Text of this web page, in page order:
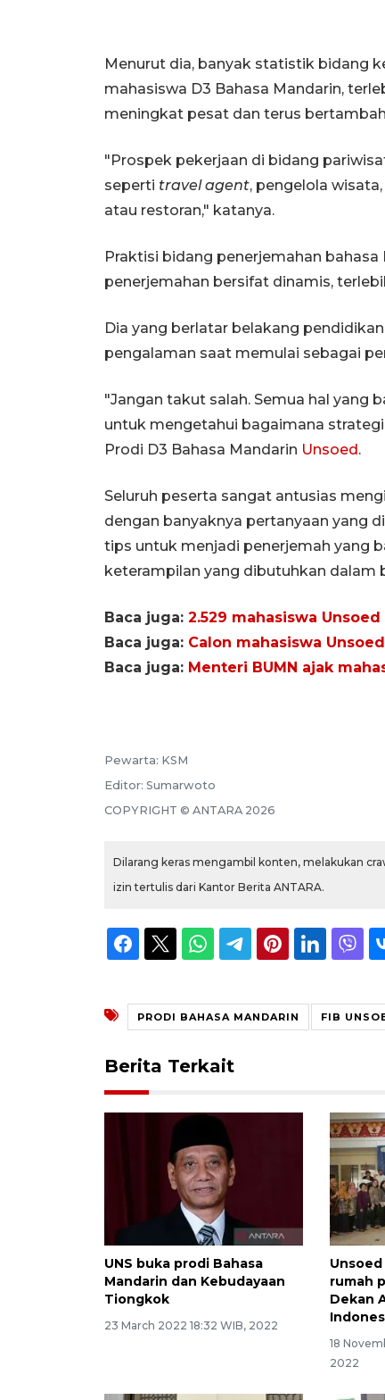
Menurut dia, banyak statistik bidang
mahasiswa D3 Bahasa Mandarin,
meningkat pesat dan terus
"Prospek pekerjaan di bidang
seperti travel agent, pengelola
atau restoran," katanya.
Praktisi bidang penerjemahan
penerjemahan bersifat dinamis,
Dia yang berlatar belakang
pengalaman saat memulai sebagai
"Jangan takut salah. Semua hal yang
untuk mengetahui bagaimana
Prodi D3 Bahasa Mandarin Unsoed .
Seluruh peserta sangat antusias
dengan banyaknya pertanyaan yang
tips untuk menjadi penerjemah yang
keterampilan yang dibutuhkan dalam
Baca juga: 2.529 mahasiswa
Baca juga: Calon mahasiswa
Baca juga: Menteri BUMN ajak
Pewarta: KSM
Editor: Sumarwoto
COPYRIGHT © ANTARA 2026
Dilarang keras mengambil konten, melakukan
izin tertulis dari Kantor Berita ANTARA.
PRODI BAHASA MANDARIN FIB
Berita Terkait
UNS buka prodi Bahasa
Mandarin dan Kebudayaan
Tiongkok
23 March 2022 18:32 WIB, 2022
rumah
Dekan
18
2022